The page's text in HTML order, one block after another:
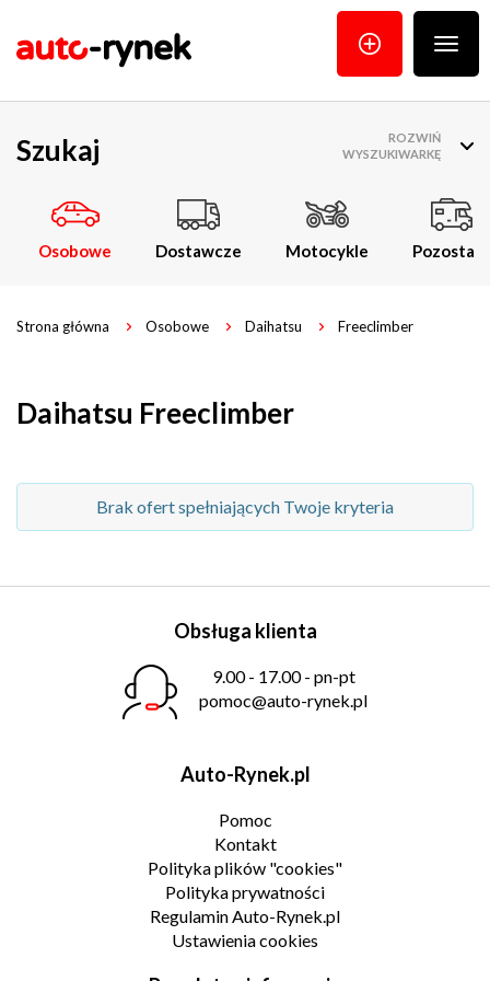
menu
Szukaj
Osobowe Dostawcze Motocykle Pozostałe
ROZWIŃ
WYSZUKIWARKĘ
Strona główna Osobowe Daihatsu Freeclimber
Daihatsu Freeclimber
Brak ofert spełniających Twoje kryteria
Obsługa klienta
9.00 - 17.00 - pn-pt
pomoc@auto-rynek.pl
Auto-Rynek.pl
Pomoc
Kontakt
Polityka plików "cookies"
Polityka prywatności
Regulamin Auto-Rynek.pl
Ustawienia cookies